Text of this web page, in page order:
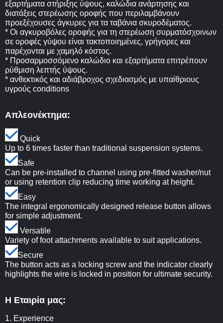
εξαρτήματα στήριξης ύψους, καλώδια ανάρτησης και
διατάξεις στερέωσης οροφής που περιλαμβάνουν
προεξέχουσες άγκυρες για τα ταβάνια σκυροδέματος.
* Οι αγκυροβόλες οροφής για τη στερέωση συρματόσχοινων
σε οροφές γύψου είναι τακτοποιημένες, γρήγορες και
παρέχονται με χαμηλό κόστος.
* Προσαρμοσσόμενο καλώδιο και εξαρτήματα επιτρέπουν
ρύθμιση λεπτής ύψους.
* ανθεκτικός και αδιάβροχος σχεδιασμός με υπαίθριους
υγρούς conditions
Απλεονέκτημα:
Quick
Up to 6 times faster than traditional suspension systems.
Safe
Can be pre-installed to channel using pre-fitted washer/nut
or using retention clip reducing time working at height.
Easy
The integral ergonomically designed release button allows
for simple adjustment.
Versatile
Variety of foot attachments available to suit applications.
Secure
The button acts as a locking screw and the indicator clearly
highlights the wire is locked in position for ultimate security.
Η Εταιρία μας:
1. Experience